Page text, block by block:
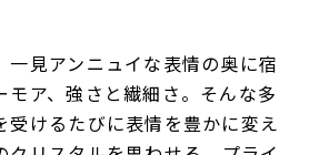
一見アンニュイな表情の奥に宿
モア、強さと繊細さ。そんな多
受けるたびに表情を豊かに変え